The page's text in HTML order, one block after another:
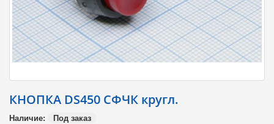
КНОПКА DS450 СФЧК кpугл.
Наличие: Под заказ